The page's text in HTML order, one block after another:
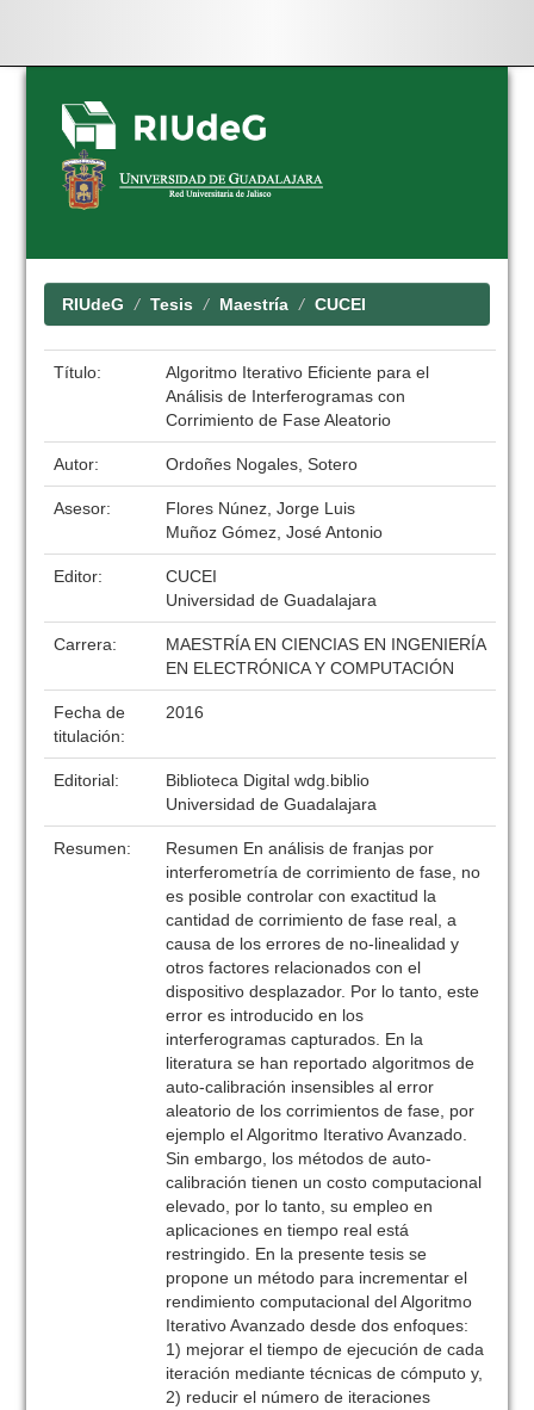
Skip
navigation
RIUdeG Tesis Maestría CUCEI
Título:
Algoritmo Iterativo Eficiente para el
Análisis de Interferogramas con
Corrimiento de Fase Aleatorio
Autor: Ordoñes Nogales, Sotero
Asesor:
Flores Núnez, Jorge Luis
Muñoz Gómez, José Antonio
Editor:
CUCEI
Universidad de Guadalajara
Carrera:
MAESTRÍA EN CIENCIAS EN INGENIERÍA
EN ELECTRÓNICA Y COMPUTACIÓN
Fecha de
titulación:
2016
Editorial:
Biblioteca Digital wdg.biblio
Universidad de Guadalajara
Resumen:
Resumen En análisis de franjas por
interferometría de corrimiento de fase, no
es posible controlar con exactitud la
cantidad de corrimiento de fase real, a
causa de los errores de no-linealidad y
otros factores relacionados con el
dispositivo desplazador. Por lo tanto, este
error es introducido en los
interferogramas capturados. En la
literatura se han reportado algoritmos de
auto-calibración insensibles al error
aleatorio de los corrimientos de fase, por
ejemplo el Algoritmo Iterativo Avanzado.
Sin embargo, los métodos de auto-
calibración tienen un costo computacional
elevado, por lo tanto, su empleo en
aplicaciones en tiempo real está
restringido. En la presente tesis se
propone un método para incrementar el
rendimiento computacional del Algoritmo
Iterativo Avanzado desde dos enfoques:
1) mejorar el tiempo de ejecución de cada
iteración mediante técnicas de cómputo y,
2) reducir el número de iteraciones